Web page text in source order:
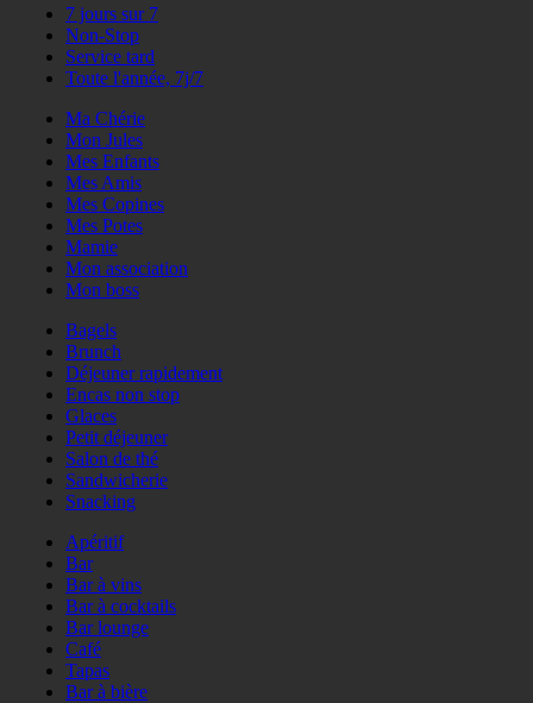
7 jours sur 7
Non-Stop
Service tard
Toute l'année, 7j/7
Ma Chérie
Mon Jules
Mes Enfants
Mes Amis
Mes Copines
Mes Potes
Mamie
Mon association
Mon boss
Bagels
Brunch
Déjeuner rapidement
Encas non stop
Glaces
Petit déjeuner
Salon de thé
Sandwicherie
Snacking
Apéritif
Bar
Bar à vins
Bar à cocktails
Bar lounge
Café
Tapas
Bar à bière